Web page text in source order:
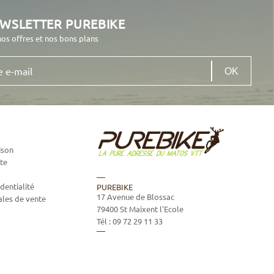
PUREBIKE
offres et nos bons plans
de vente
PUREBIKE
17 Avenue de Blossac
79400St Maixent l'Ecole
Tél :09 72 29 11 33